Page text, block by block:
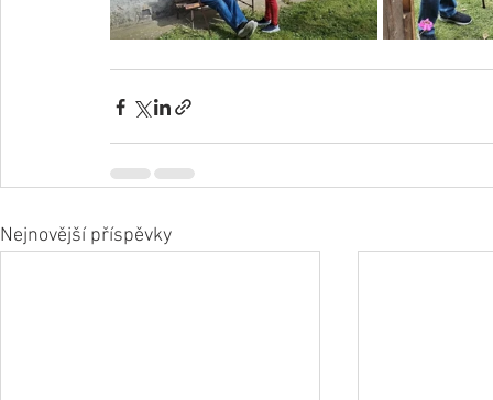
Nejnovější příspěvky